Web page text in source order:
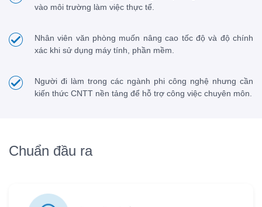
vào môi trường làm việc thực tế.
Nhân viên văn phòng muốn nâng cao tốc độ và độ chính
xác khi sử dụng máy tính, phần mềm.
Người đi làm trong các ngành phi công nghệ nhưng cần
kiến thức CNTT nền tảng để hỗ trợ công việc chuyên môn.
Chuẩn đầu ra